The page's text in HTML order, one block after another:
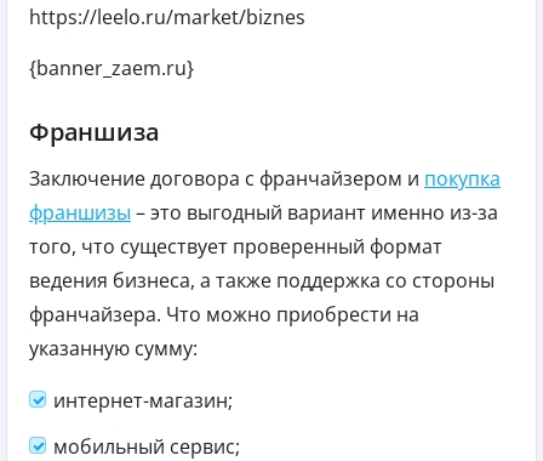
https://leelo.ru/market/biznes
{banner_zaem.ru}
Франшиза
Заключение договора с франчайзером и покупка
франшизы – это выгодный вариант именно из-за
того, что существует проверенный формат
ведения бизнеса, а также поддержка со стороны
франчайзера. Что можно приобрести на
указанную сумму:
интернет-магазин;
мобильный сервис;